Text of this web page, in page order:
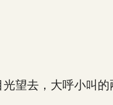
去，大呼小叫的